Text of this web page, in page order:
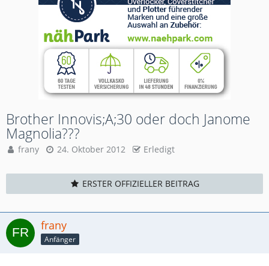
Brother Innovis;A;30 oder doch Janome
Magnolia???
frany 24. Oktober 2012 Erledigt
ERSTER OFFIZIELLER BEITRAG
frany
Anfänger